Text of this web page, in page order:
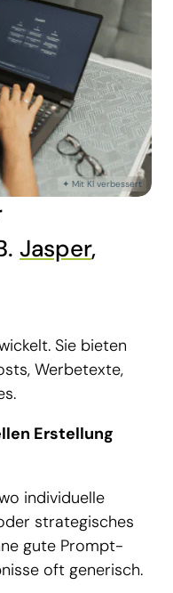
Jasper,
Sie bieten
Werbetexte,
Erstellung
individuelle
strategisches
gute Prompt-
oft generisch.